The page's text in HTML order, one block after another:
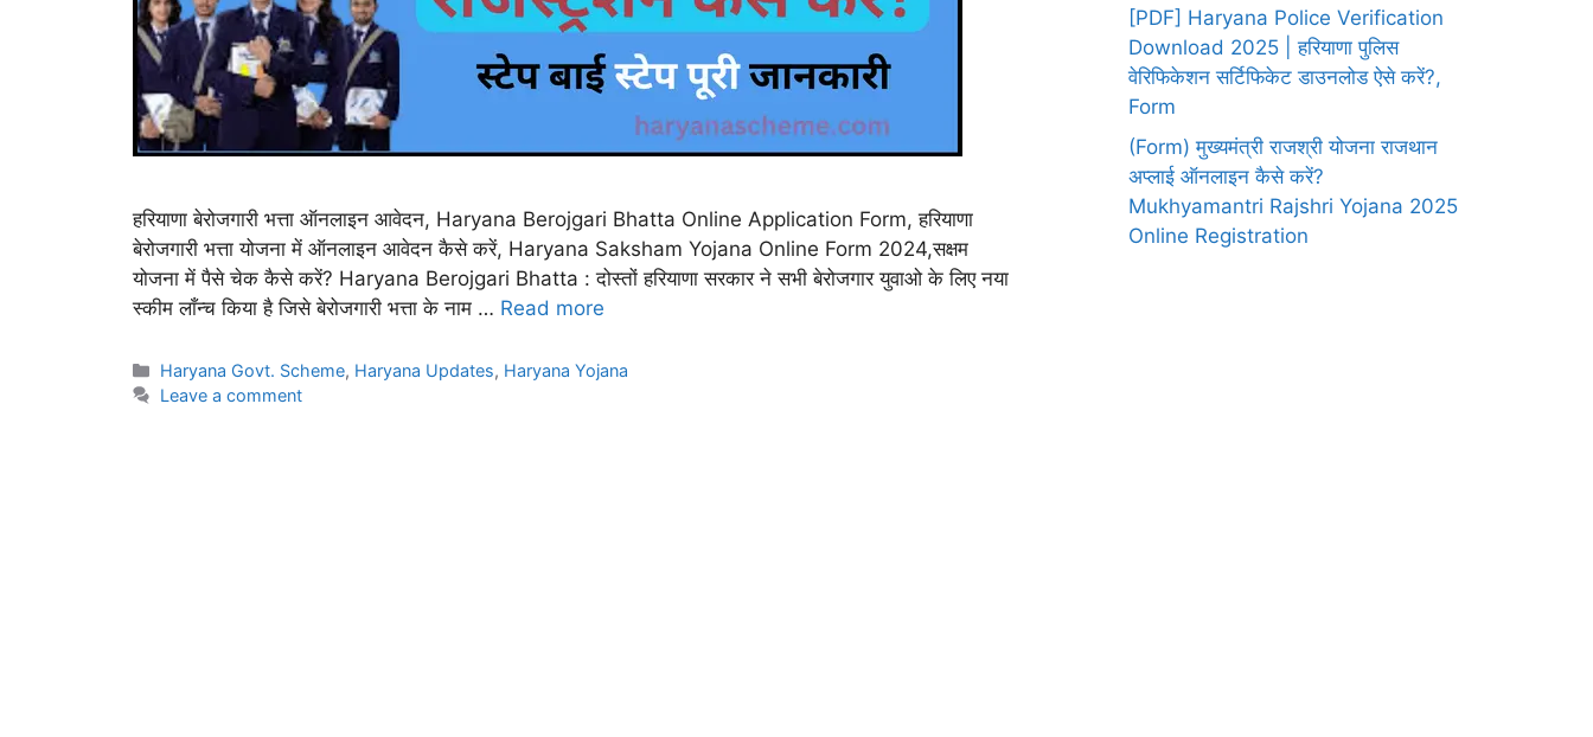
हरियाणा बेरोजगारी भत्ता ऑनलाइन आवेदन, Haryana Berojgari Bhatta Online Application Form, हरियाणा
बेरोजगारी भत्ता योजना में ऑनलाइन आवेदन कैसे करें, Haryana Saksham Yojana Online Form 2024,सक्षम
योजना में पैसे चेक कैसे करें? Haryana Berojgari Bhatta : दोस्तों हरियाणा सरकार ने सभी बेरोजगार युवाओ के लिए नया
स्कीम लाँन्च किया है जिसे बेरोजगारी भत्ता के नाम … Read more
Categories
Haryana Govt. Scheme, Haryana Updates, Haryana Yojana
Leave a comment
[PDF] Haryana Police Verification
Download 2025 | हरियाणा पुलिस
वेरिफिकेशन सर्टिफिकेट डाउनलोड ऐसे करें?,
Form
(Form) मुख्यमंत्री राजश्री योजना राजथान
अप्लाई ऑनलाइन कैसे करें?
Mukhyamantri Rajshri Yojana 2025
Online Registration